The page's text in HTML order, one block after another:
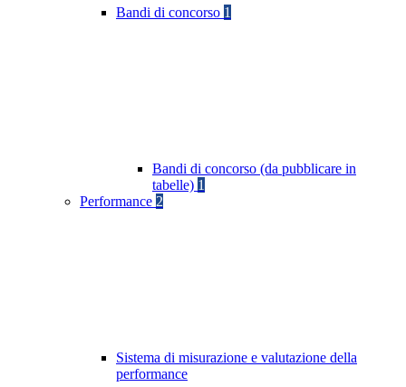
Bandi di concorso 1
Bandi di concorso (da pubblicare in
tabelle) 1
Performance 2
Sistema di misurazione e valutazione della
performance